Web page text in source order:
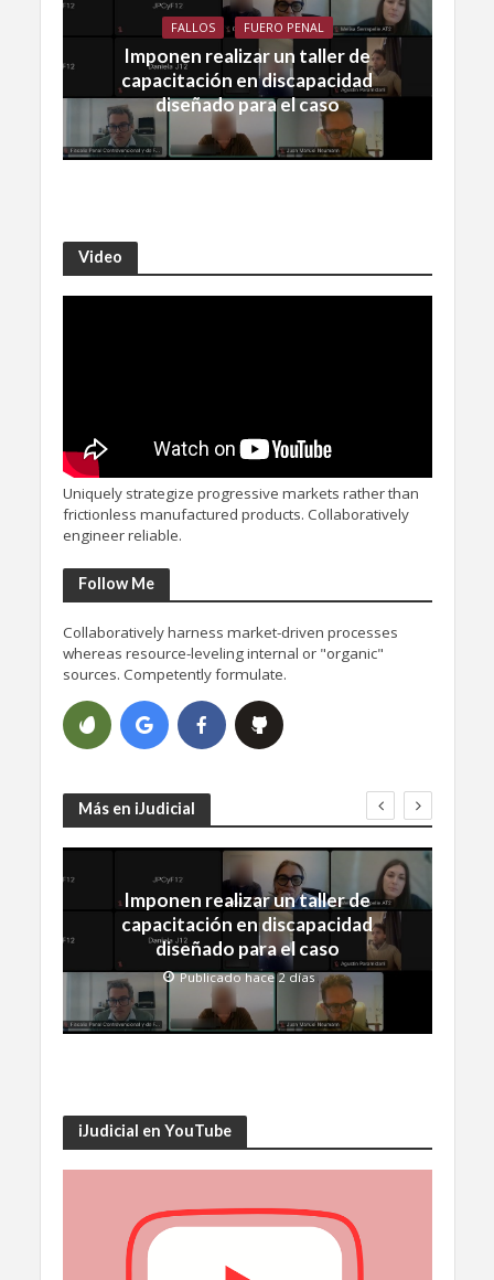
FALLOS FUERO PENAL
Imponen realizar un taller de
capacitación en discapacidad
diseñado para el caso
Video
Uniquely strategize progressive markets rather than
frictionless manufactured products. Collaboratively
engineer reliable.
Follow Me
Collaboratively harness market-driven processes
whereas resource-leveling internal or "organic"
sources. Competently formulate.
Más en iJudicial
Imponen realizar un taller de
capacitación en discapacidad
diseñado para el caso
Publicado hace 2 días
iJudicial en YouTube